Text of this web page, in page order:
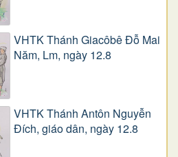
VHTK Thánh Giacôbê Ðỗ Mai
Năm, Lm, ngày 12.8
VHTK Thánh Antôn Nguyễn
Ðích, giáo dân, ngày 12.8